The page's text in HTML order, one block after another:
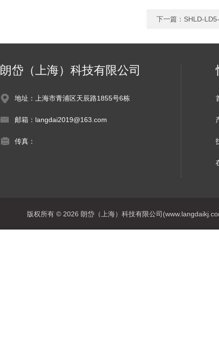
下一篇： SHLD-
朗岱（上海）科技有限公司
地址：上海市青浦区天辰路1855号6栋
邮箱：langdai2019@163.com
传真：
版权所有 © 2026 朗岱（上海）科技有限公司